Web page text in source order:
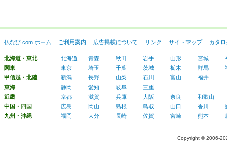
仏なび.com ホーム ご利用案内 広告掲載について リンク サイトマップ カタ
北海道・東北 北海道 青森 秋田 岩手 山形 宮城
関東
東京 埼玉 千葉 茨城 栃木 群馬
甲信越・北陸
新潟 長野 山梨 石川 富山
福井
東海
静岡 愛知 岐阜
三重
近畿
京都 滋賀 兵庫 大阪 奈良
和歌山
中国・四国
広島 岡山 島根 鳥取 山口 香川
九州・沖縄
福岡 大分 長崎 佐賀 宮崎 熊本
Copyright © 2006-